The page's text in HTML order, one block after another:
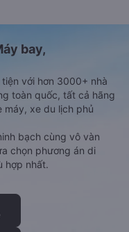
bay,
với hơn 3000+ nhà
toàn quốc, tất cả hãng
máy, xe du lịch phủ
bạch cùng vô vàn
chọn phương án di
hợp nhất.